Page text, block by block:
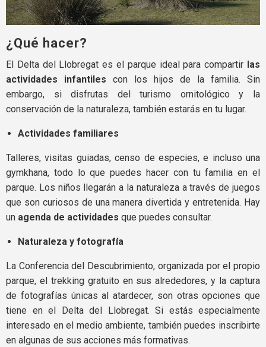
¿Qué hacer?
El Delta del Llobregat es el parque ideal para compartir las
actividades infantiles con los hijos de la familia. Sin
embargo, si disfrutas del turismo ornitológico y la
conservación de la naturaleza, también estarás en tu lugar.
Actividades familiares
Talleres, visitas guiadas, censo de especies, e incluso una
gymkhana, todo lo que puedes hacer con tu familia en el
parque. Los niños llegarán a la naturaleza a través de juegos
que son curiosos de una manera divertida y entretenida. Hay
un agenda de actividades que puedes consultar.
Naturaleza y fotografía
La Conferencia del Descubrimiento, organizada por el propio
parque, el trekking gratuito en sus alrededores, y la captura
de fotografías únicas al atardecer, son otras opciones que
tiene en el Delta del Llobregat. Si estás especialmente
interesado en el medio ambiente, también puedes inscribirte
en algunas de sus acciones más formativas.